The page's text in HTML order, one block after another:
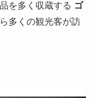
を多く収蔵する ゴ
多くの観光客が訪